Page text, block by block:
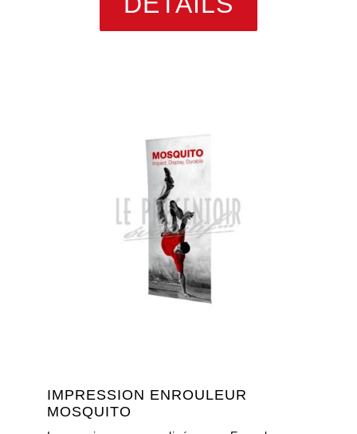
IMPRESSION ENROULEUR
MOSQUITO